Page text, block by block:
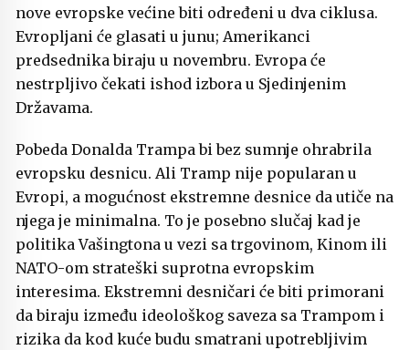
nove evropske većine biti određeni u dva ciklusa.
Evropljani će glasati u junu; Amerikanci
predsednika biraju u novembru. Evropa će
nestrpljivo čekati ishod izbora u Sjedinjenim
Državama.
Pobeda Donalda Trampa bi bez sumnje ohrabrila
evropsku desnicu. Ali Tramp nije popularan u
Evropi, a mogućnost ekstremne desnice da utiče na
njega je minimalna. To je posebno slučaj kad je
politika Vašingtona u vezi sa trgovinom, Kinom ili
NATO-om strateški suprotna evropskim
interesima. Ekstremni desničari će biti primorani
da biraju između ideološkog saveza sa Trampom i
rizika da kod kuće budu smatrani upotrebljivim